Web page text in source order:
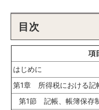
目次
項
はじめに
第1章 所得税における記
第1節 記帳、帳簿保存